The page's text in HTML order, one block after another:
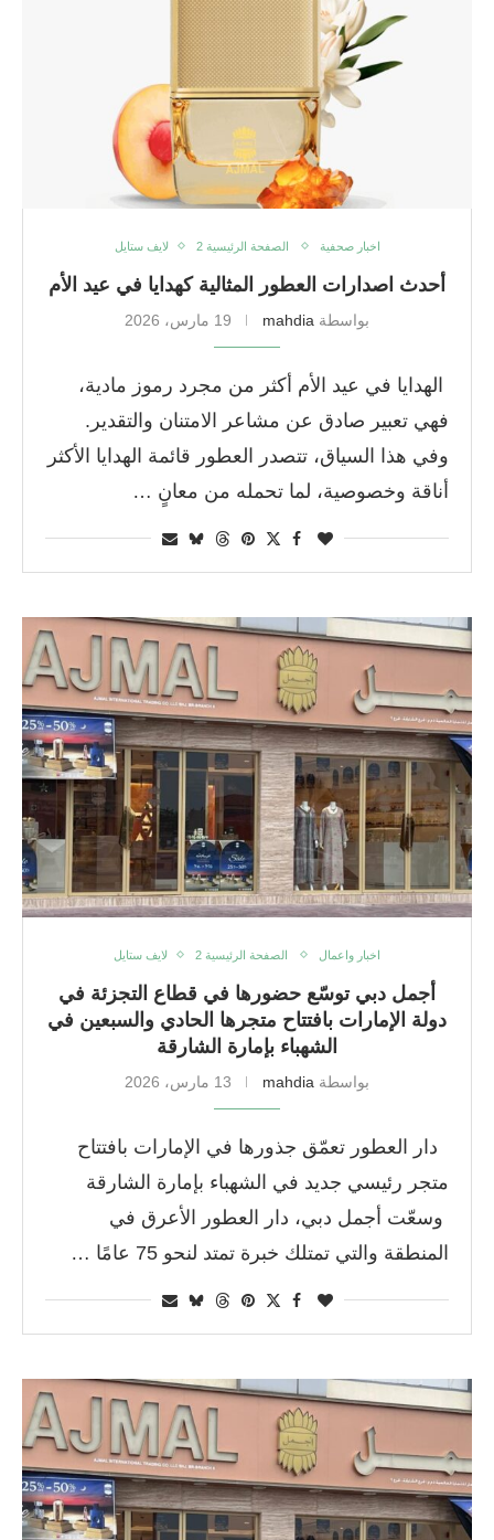
اخبار صحفية الصفحة الرئيسية 2 لايف ستايل
أحدث اصدارات العطور المثالية كهدايا في عيد الأم
بواسطة mahdia 19 مارس، 2026
الهدايا في عيد الأم أكثر من مجرد رموز مادية،
فهي تعبير صادق عن مشاعر الامتنان والتقدير.
وفي هذا السياق، تتصدر العطور قائمة الهدايا الأكثر
أناقة وخصوصية، لما تحمله من معانٍ …
اخبار واعمال الصفحة الرئيسية 2 لايف ستايل
أجمل دبي توسّع حضورها في قطاع التجزئة في
دولة الإمارات بافتتاح متجرها الحادي والسبعين في
الشهباء بإمارة الشارقة
بواسطة mahdia 13 مارس، 2026
دار العطور تعمّق جذورها في الإمارات بافتتاح
متجر رئيسي جديد في الشهباء بإمارة الشارقة
وسعّت أجمل دبي، دار العطور الأعرق في
المنطقة والتي تمتلك خبرة تمتد لنحو 75 عامًا …